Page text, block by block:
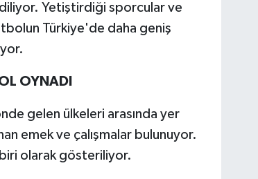
Yetiştirdiği sporcular ve
Türkiye'de daha geniş
OYNADI
gelen ülkeleri arasında yer
emek ve çalışmalar bulunuyor.
olarak gösteriliyor.